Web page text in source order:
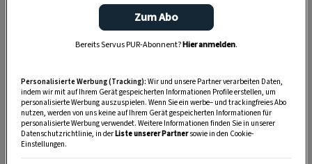
Zum Abo
Bereits Servus PUR-Abonnent?Hier anmelden.
Personalisierte Werbung (Tracking): Wir und unsere Partner verarbeiten Daten,
indem wir mit auf Ihrem Gerät gespeicherten Informationen Profile erstellen, um
personalisierte Werbung auszuspielen. Wenn Sie ein werbe– und trackingfreies Abo
nutzen, werden von uns keine auf Ihrem Gerät gespeicherten Informationen für
personalisierte Werbung verwendet. Weitere Informationen finden Sie in unserer
Datenschutzrichtlinie, in derListe unserer Partnersowie in den Cookie-
Einstellungen.